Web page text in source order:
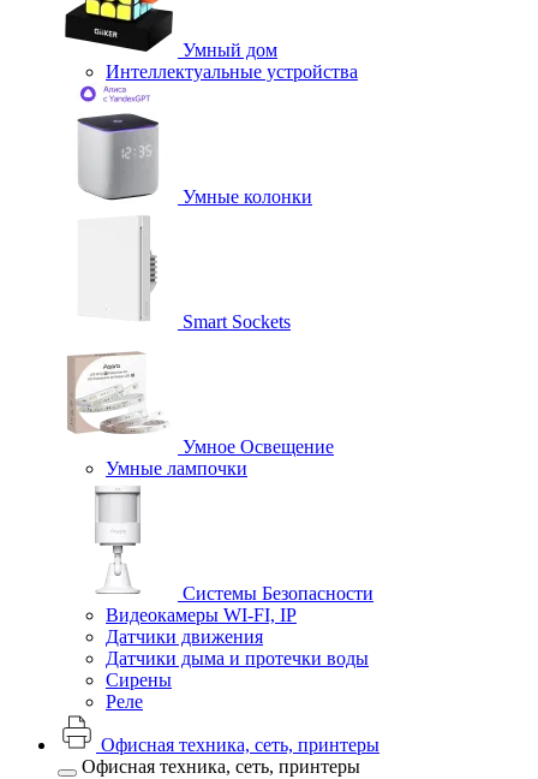
Умный дом
Интеллектуальные устройства
Умные колонки
Smart Sockets
Умное Освещение
Умные лампочки
Системы Безопасности
Видеокамеры WI-FI, IP
Датчики движения
Датчики дыма и протечки воды
Сирены
Реле
Офисная техника, cеть, принтеры
Офисная техника, cеть, принтеры